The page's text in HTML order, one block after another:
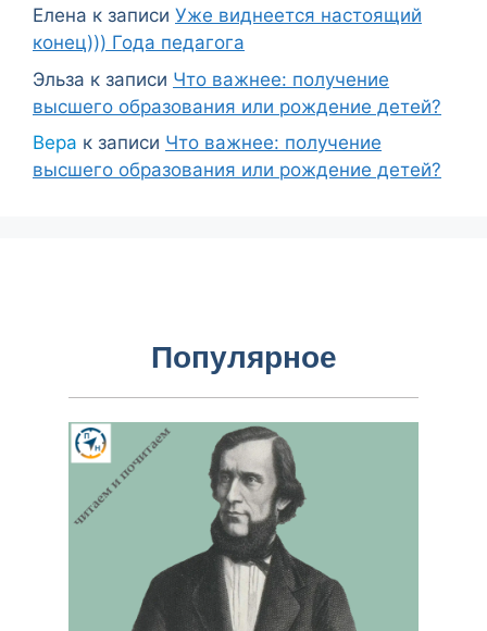
Елена к записи Уже виднеется настоящий
конец))) Года педагога
Эльза к записи Что важнее: получение
высшего образования или рождение детей?
Вера к записи Что важнее: получение
высшего образования или рождение детей?
Популярное